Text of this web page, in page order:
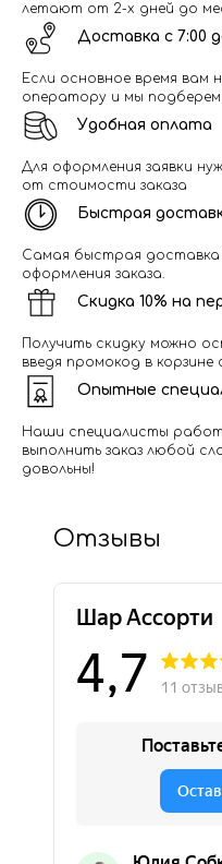
летают от 2-х дней до
Доставка с 7:00
Если основное время
оператору и мы
Удобная оплата
Для оформления заявки
от стоимости заказа
Быстрая
Самая быстрая доставка
оформления заказа.
Скидка 10% на
Получить скидку можно
введя промокод в корзине
Опытные
Наши специалисты
выполнить заказ любой
довольны!
Отзывы